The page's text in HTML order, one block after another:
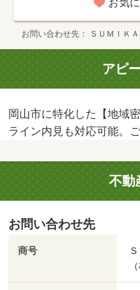
お気
お問い合わせ先 ＳＵＭＩＫ
アピ
岡山市に特化した【地域
ライン内見も対応可能。
不動
お問い合わせ先
商号